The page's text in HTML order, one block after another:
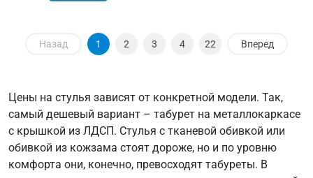
Назад 1 2 3 4 22 Вперед
Цены на стулья зависят от конкретной модели. Так,
самый дешевый вариант – табурет на металлокаркасе
с крышкой из ЛДСП. Стулья с тканевой обивкой или
обивкой из кожзама стоят дороже, но и по уровню
комфорта они, конечно, превосходят табуреты. В